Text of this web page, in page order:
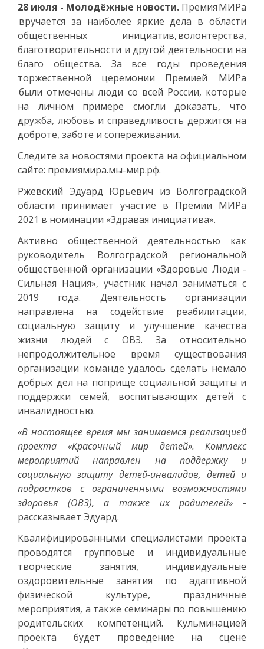
28 июля - Молодёжные новости. Премия МИРа
вручается за наиболее яркие дела в области
общественных инициатив, волонтерства,
благотворительности и другой деятельности на
благо общества. За все годы проведения
торжественной церемонии Премией МИРа
были отмечены люди со всей России, которые
на личном примере смогли доказать, что
дружба, любовь и справедливость держится на
доброте, заботе и сопереживании.
Следите за новостями проекта на официальном
сайте: премиямира.мы-мир.рф.
Ржевский Эдуард Юрьевич из Волгоградской
области принимает участие в Премии МИРа
2021 в номинации «Здравая инициатива».
Активно общественной деятельностью как
руководитель Волгоградской региональной
общественной организации «Здоровые Люди -
Сильная Нация», участник начал заниматься с
2019 года. Деятельность организации
направлена на содействие реабилитации,
социальную защиту и улучшение качества
жизни людей с ОВЗ. За относительно
непродолжительное время существования
организации команде удалось сделать немало
добрых дел на поприще социальной защиты и
поддержки семей, воспитывающих детей с
инвалидностью.
«В настоящее время мы занимаемся реализацией
проекта «Красочный мир детей». Комплекс
мероприятий направлен на поддержку и
социальную защиту детей-инвалидов, детей и
подростков с ограниченными возможностями
здоровья (ОВЗ), а также их родителей» -
рассказывает Эдуард.
Квалифицированными специалистами проекта
проводятся групповые и индивидуальные
творческие занятия, индивидуальные
оздоровительные занятия по адаптивной
физической культуре, праздничные
мероприятия, а также семинары по повышению
родительских компетенций. Кульминацией
проекта будет проведение на сцене